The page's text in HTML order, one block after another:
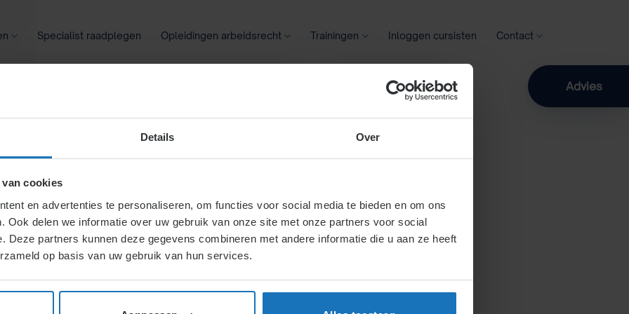
Details Over
cookies
en advertenties te personaliseren, om functies voor social media te bieden en om ons
Ook delen we informatie over uw gebruik van onze site met onze partners voor social
Deze partners kunnen deze gegevens combineren met andere informatie die u aan ze heeft
op basis van uw gebruik van hun services.
Specialist raadplegen Opleidingen arbeidsrecht Trainingen Inloggen cursisten Contact
Zoeken Advies
en kunnen flexibel en
maatwerk, zoals
arbeidstijden en
situaties te